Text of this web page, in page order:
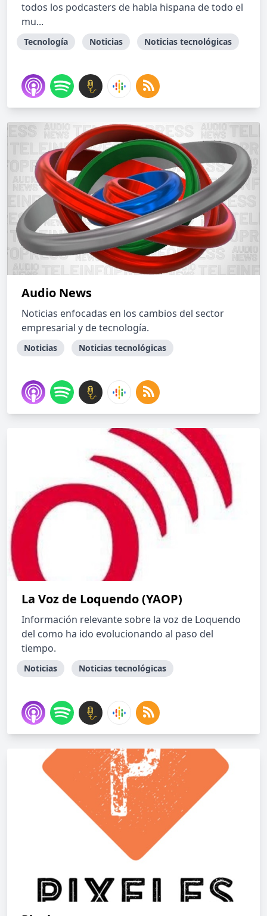
todos los podcasters de habla hispana de todo el
mu...
Tecnología Noticias Noticias tecnológicas
Audio News
Noticias enfocadas en los cambios del sector
empresarial y de tecnología.
Noticias Noticias tecnológicas
La Voz de Loquendo (YAOP)
Información relevante sobre la voz de Loquendo
del como ha ido evolucionando al paso del
tiempo.
Noticias Noticias tecnológicas